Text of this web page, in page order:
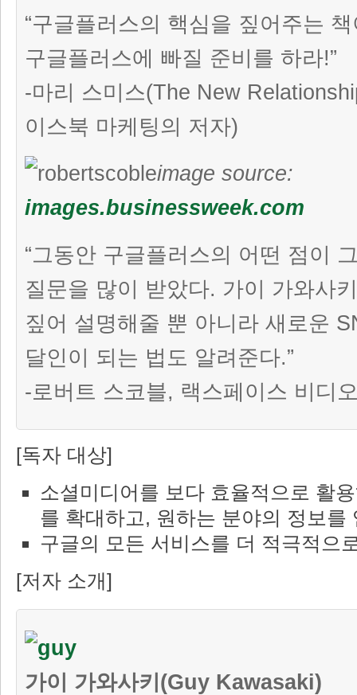
“구글플러스의 핵심을 짚어주는
구글플러스에 빠질 준비를 하라!”
-마리 스미스(The New
이스북 마케팅의 저자)
image source:
images.businessweek.com
“그동안 구글플러스의 어떤 점이
질문을 많이 받았다. 가이 가와사
짚어 설명해줄 뿐 아니라 새로운
달인이 되는 법도 알려준다.”
-로버트 스코블, 랙스페이스 비디
[독자 대상]
소셜미디어를 보다 효율적으로 활
를 확대하고, 원하는 분야의 정보를
구글의 모든 서비스를 더 적극적으
[저자 소개]
가이 가와사키(Guy Kawasaki)